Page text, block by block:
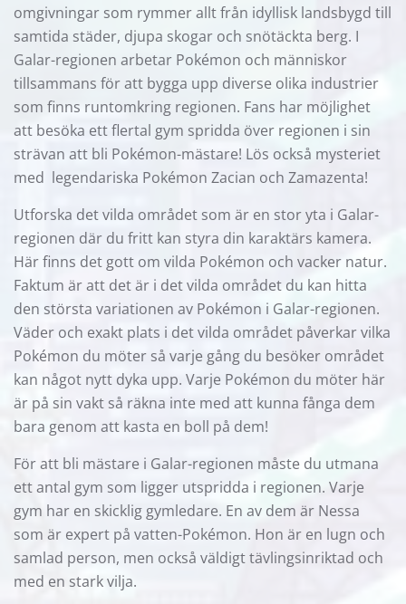
omgivningar som rymmer allt från idyllisk landsbygd till
samtida städer, djupa skogar och snötäckta berg. I
Galar-regionen arbetar Pokémon och människor
tillsammans för att bygga upp diverse olika industrier
som finns runtomkring regionen. Fans har möjlighet
att besöka ett flertal gym spridda över regionen i sin
strävan att bli Pokémon-mästare! Lös också mysteriet
med legendariska Pokémon Zacian och Zamazenta!
Utforska det vilda området som är en stor yta i Galar-
regionen där du fritt kan styra din karaktärs kamera.
Här finns det gott om vilda Pokémon och vacker natur.
Faktum är att det är i det vilda området du kan hitta
den största variationen av Pokémon i Galar-regionen.
Väder och exakt plats i det vilda området påverkar vilka
Pokémon du möter så varje gång du besöker området
kan något nytt dyka upp. Varje Pokémon du möter här
är på sin vakt så räkna inte med att kunna fånga dem
bara genom att kasta en boll på dem!
För att bli mästare i Galar-regionen måste du utmana
ett antal gym som ligger utspridda i regionen. Varje
gym har en skicklig gymledare. En av dem är Nessa
som är expert på vatten-Pokémon. Hon är en lugn och
samlad person, men också väldigt tävlingsinriktad och
med en stark vilja.